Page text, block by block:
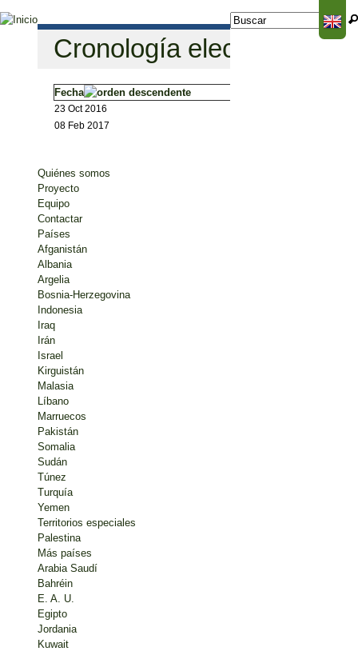
Formulario de
Buscar
Cronología electoral
Fecha
23 Oct 2016
08 Feb 2017
Quiénes somos
Proyecto
Equipo
Contactar
Países
Afganistán
Albania
Argelia
Bosnia-Herzegovina
Indonesia
Iraq
Irán
Israel
Kirguistán
Malasia
Líbano
Marruecos
Pakistán
Somalia
Sudán
Túnez
Turquía
Yemen
Territorios especiales
Palestina
Más países
Arabia Saudí
Bahréin
E. A. U.
Egipto
Jordania
Kuwait